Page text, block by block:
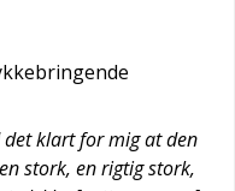
det klart for mig at den
stork, en rigtig stork,